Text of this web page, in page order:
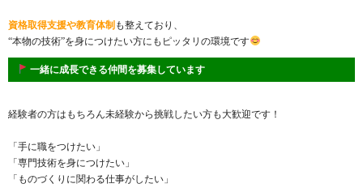
資格取得支援や教育体制 も整えており、
“本物の技術”を身につけたい方にもピッタリの環境です
一緒に成長できる仲間を募集しています
経験者の方はもちろん未経験から挑戦したい方も大歓迎です！
「手に職をつけたい」
「専門技術を身につけたい」
「ものづくりに関わる仕事がしたい」